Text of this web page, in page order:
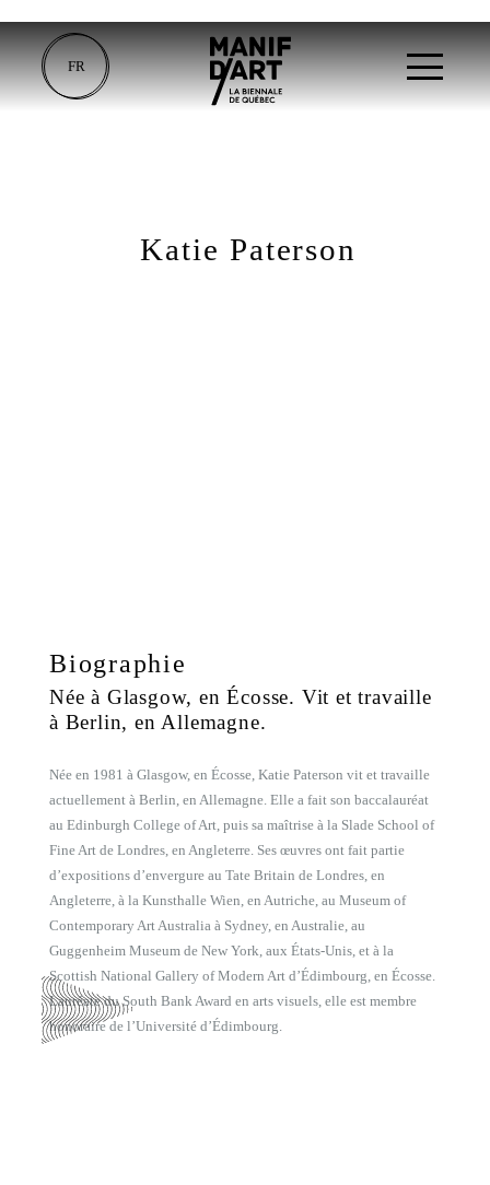
FR
Katie Paterson
Biographie
Née à Glasgow, en Écosse. Vit et travaille
à Berlin, en Allemagne.
Née en 1981 à Glasgow, en Écosse, Katie Paterson vit et travaille
actuellement à Berlin, en Allemagne. Elle a fait son baccalauréat
au Edinburgh College of Art, puis sa maîtrise à la Slade School of
Fine Art de Londres, en Angleterre. Ses œuvres ont fait partie
d’expositions d’envergure au Tate Britain de Londres, en
Angleterre, à la Kunsthalle Wien, en Autriche, au Museum of
Contemporary Art Australia à Sydney, en Australie, au
Guggenheim Museum de New York, aux États-Unis, et à la
Scottish National Gallery of Modern Art d’Édimbourg, en Écosse.
Lauréate du South Bank Award en arts visuels, elle est membre
honoraire de l’Université d’Édimbourg.